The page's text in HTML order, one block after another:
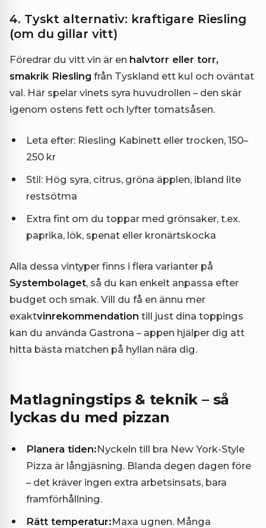
4. Tyskt alternativ: kraftigare Riesling
(om du gillar vitt)
Föredrar du vitt vin är en halvtorr eller torr,
smakrik Riesling från Tyskland ett kul och oväntat
val. Här spelar vinets syra huvudrollen – den skär
igenom ostens fett och lyfter tomatsåsen.
Leta efter: Riesling Kabinett eller trocken, 150–
250 kr
Stil: Hög syra, citrus, gröna äpplen, ibland lite
restsötma
Extra fint om du toppar med grönsaker, t.ex.
paprika, lök, spenat eller kronärtskocka
Alla dessa vintyper finns i flera varianter på
Systembolaget, så du kan enkelt anpassa efter
budget och smak. Vill du få en ännu mer
exaktvinrekommendation till just dina toppings
kan du använda Gastrona – appen hjälper dig att
hitta bästa matchen på hyllan nära dig.
Matlagningstips & teknik – så
lyckas du med pizzan
Planera tiden:Nyckeln till bra New York-Style
Pizza är långjäsning. Blanda degen dagen före
– det kräver ingen extra arbetsinsats, bara
framförhållning.
Rätt temperatur:Maxa ugnen. Många